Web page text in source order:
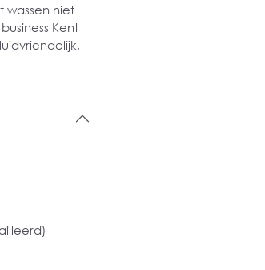
wassen niet
Kent